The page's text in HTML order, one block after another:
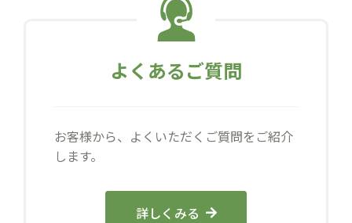
よくあるご質問
お客様から、よくいただくご質問をご紹介
します。
詳しくみる